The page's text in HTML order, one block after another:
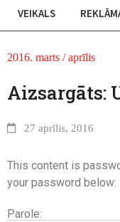
VEIKALS
2016. marts / aprīlis
Aizsargāts:
27 aprīlis, 2016
This content is
your password below:
Parole: